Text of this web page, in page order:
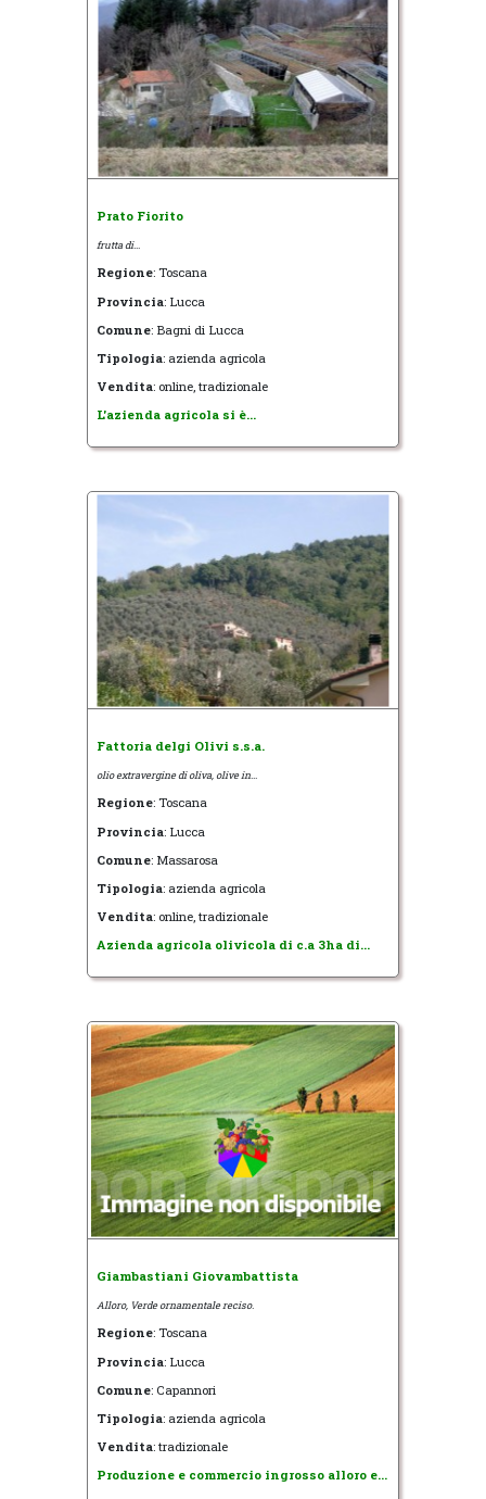
Prato Fiorito
frutta di...
Regione: Toscana
Provincia: Lucca
Comune: Bagni di Lucca
Tipologia: azienda agricola
Vendita: online, tradizionale
L'azienda agricola si è...
Fattoria delgi Olivi s.s.a.
olio extravergine di oliva, olive in...
Regione: Toscana
Provincia: Lucca
Comune: Massarosa
Tipologia: azienda agricola
Vendita: online, tradizionale
Azienda agricola olivicola di c.a 3ha di...
Giambastiani Giovambattista
Alloro, Verde ornamentale reciso.
Regione: Toscana
Provincia: Lucca
Comune: Capannori
Tipologia: azienda agricola
Vendita: tradizionale
Produzione e commercio ingrosso alloro e...